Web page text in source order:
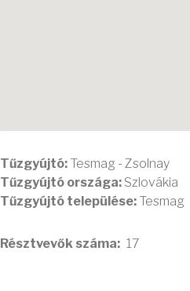
Tűzgyújtó: Tesmag - Zsolnay
Tűzgyújtó országa: Szlovákia
Tűzgyújtó települése: Tesmag
Résztvevők száma 17